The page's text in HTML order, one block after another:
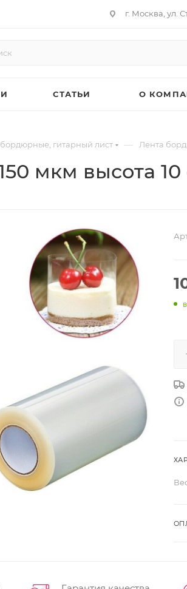
г. Москва, ул.
СТАТЬИ О
гитарный лист — Лента
мкм высота